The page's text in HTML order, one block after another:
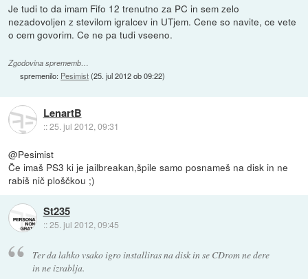
Je tudi to da imam Fifo 12 trenutno za PC in sem zelo
nezadovoljen z stevilom igralcev in UTjem. Cene so navite, ce vete
o cem govorim. Ce ne pa tudi vseeno.
Zgodovina sprememb…
spremenilo: Pesimist(25. jul 2012 ob 09:22)
LenartB
::25. jul 2012, 09:31
@Pesimist
Če imaš PS3 ki je jailbreakan,špile samo posnameš na disk in ne
rabiš nič ploščkou ;)
St235
::25. jul 2012, 09:45
Ter da lahko vsako igro installiras na disk in se CDrom ne dere
in ne izrablja.